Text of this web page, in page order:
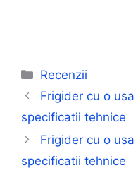
Categorii
Recenzii
Frigider cu o
specificatii tehnice
Frigider cu o
specificatii tehnice